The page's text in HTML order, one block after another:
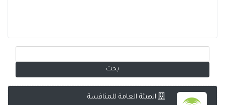
الهيئة العامة للمنافسة